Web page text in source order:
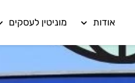
אודות מוניטין לעסקים